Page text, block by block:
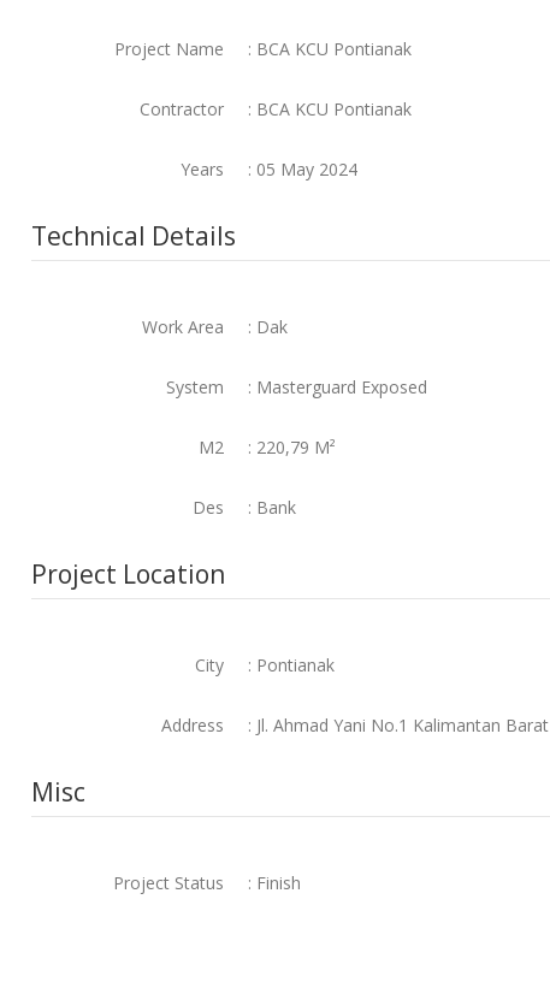
Project Name : BCA KCU Pontianak
Contractor : BCA KCU Pontianak
Years : 05 May 2024
Technical Details
Work Area : Dak
System : Masterguard Exposed
M2 : 220,79 M²
Des : Bank
Project Location
City : Pontianak
Address : Jl. Ahmad Yani No.1 Kalimantan Barat
Misc
Project Status : Finish